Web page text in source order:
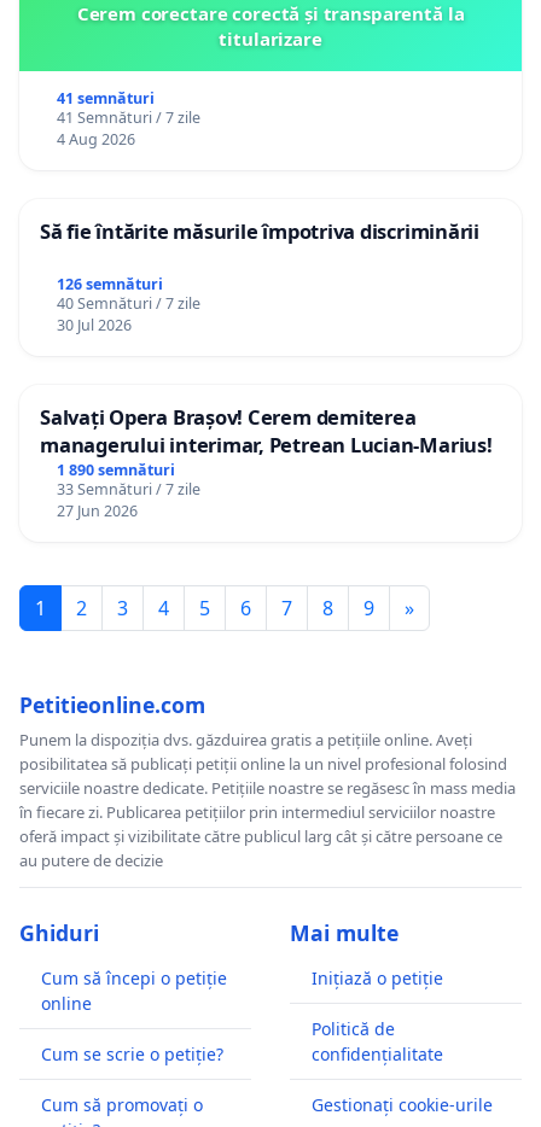
Cerem corectare corectă și transparentă la
titularizare
41 semnături
41 Semnături / 7 zile
4 Aug 2026
Să fie întărite măsurile împotriva discriminării
126 semnături
40 Semnături / 7 zile
30 Jul 2026
Salvați Opera Brașov! Cerem demiterea
managerului interimar, Petrean Lucian-Marius!
1 890 semnături
33 Semnături / 7 zile
27 Jun 2026
1 2 3 4 5 6 7 8 9 »
Petitieonline.com
Punem la dispoziția dvs. găzduirea gratis a petițiile online. Aveți
posibilitatea să publicați petiții online la un nivel profesional folosind
serviciile noastre dedicate. Petițiile noastre se regăsesc în mass media
în fiecare zi. Publicarea petițiilor prin intermediul serviciilor noastre
oferă impact și vizibilitate către publicul larg cât și către persoane ce
au putere de decizie
Ghiduri
Cum să începi o petiție
online
Cum se scrie o petiție?
Cum să promovați o
Mai multe
Inițiază o petiție
Politică de
confidențialitate
Gestionați cookie-urile